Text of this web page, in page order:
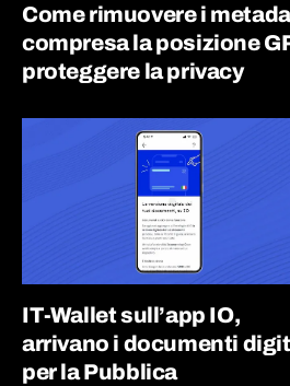
Come rimuovere i
compresa la posizione
proteggere la privacy
IT-Wallet sull’app IO,
arrivano i documenti
per la Pubblica